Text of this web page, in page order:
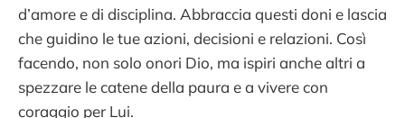
d’amore e di disciplina. Abbraccia questi doni e lascia
che guidino le tue azioni, decisioni e relazioni. Così
facendo, non solo onori Dio, ma ispiri anche altri a
spezzare le catene della paura e a vivere con
coraggio per Lui.